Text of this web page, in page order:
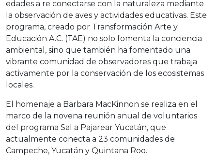
edades a re conectarse con la naturaleza mediante
la observación de aves y actividades educativas. Este
programa, creado por Transformación Arte y
Educación A.C. (TAE) no solo fomenta la conciencia
ambiental, sino que también ha fomentado una
vibrante comunidad de observadores que trabaja
activamente por la conservación de los ecosistemas
locales.
El homenaje a Barbara MacKinnon se realiza en el
marco de la novena reunión anual de voluntarios
del programa Sal a Pajarear Yucatán, que
actualmente conecta a 23 comunidades de
Campeche, Yucatán y Quintana Roo.